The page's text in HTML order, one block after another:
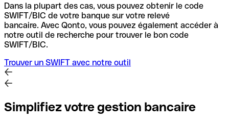
Dans la plupart des cas, vous pouvez obtenir le code
SWIFT/BIC de votre banque sur votre relevé
bancaire. Avec Qonto, vous pouvez également accéder à
notre outil de recherche pour trouver le bon code
SWIFT/BIC.
Trouver un SWIFT avec notre outil
Simplifiez votre gestion bancaire